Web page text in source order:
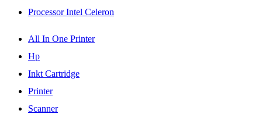
Processor Intel Celeron
All In One Printer
Hp
Inkt Cartridge
Printer
Scanner